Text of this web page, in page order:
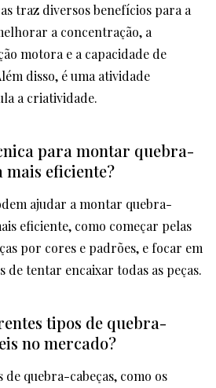
traz diversos benefícios para a
a concentração, a
motora e a capacidade de
disso, é uma atividade
a criatividade.
para montar quebra-
mais eficiente?
ajudar a montar quebra-
eficiente, como começar pelas
por cores e padrões, e focar em
de tentar encaixar todas as peças.
tipos de quebra-
no mercado?
quebra-cabeças, como os